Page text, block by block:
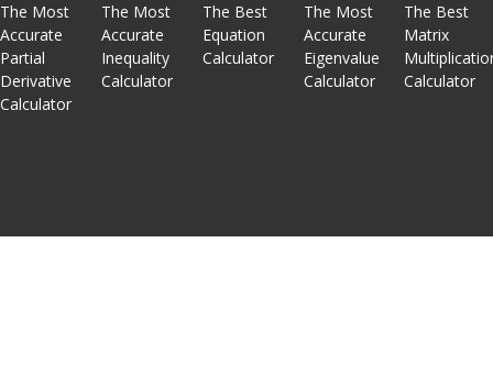
The Most
Accurate
Partial
Derivative
Calculator
The Most
Accurate
Inequality
Calculator
The Best
Equation
Calculator
The Most
Accurate
Eigenvalue
Calculator
The Best
Matrix
Calculator